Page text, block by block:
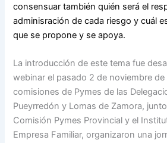
consensuar también quién será el
adminisración de cada riesgo y cuál
que se propone y se apoya.
La introducción de este tema fue
webinar el pasado 2 de noviembre de
comisiones de Pymes de las
Pueyrredón y Lomas de Zamora,
Comisión Pymes Provincial y el
Empresa Familiar, organizaron una